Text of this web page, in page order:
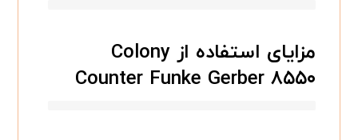
مزایای استفاده از Colony
Counter Funke Gerber ۸۵۵۰